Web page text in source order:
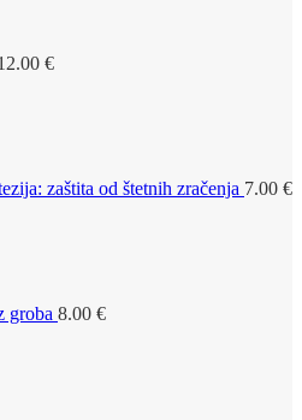
€
zaštita od štetnih zračenja 7.00 €
groba 8.00 €